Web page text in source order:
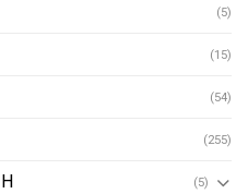
(5)
(15)
(54)
(255)
(5)